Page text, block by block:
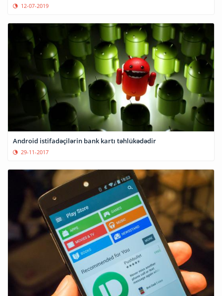
12-07-2019
Android istifadəçilərin bank kartı təhlükədədir
29-11-2017